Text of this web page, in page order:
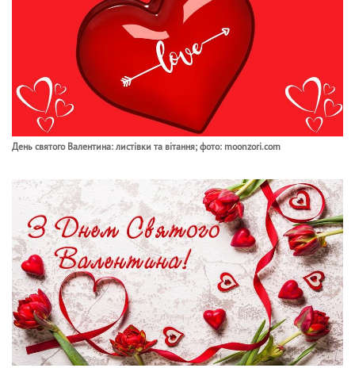
День святого Валентина: листівки та вітання; фото: moonzori.com